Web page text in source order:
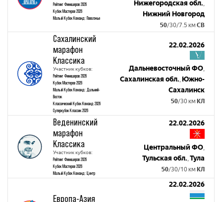
Рейтинг Финишеров 2026
Кубок Мастеров 2026
Малый Кубок Команд: Поволжье
Нижегородская обл.,
Нижний Новгород
50/30/7.5 км СВ
Сахалинский
марафон
Классика
Участник кубков:
Рейтинг Финишеров 2026
Кубок Мастеров 2026
Малый Кубок Команд: Дальний-
Восток
Классический Кубок Команд 2026
Суперкубок Классик 2026
22.02.2026
Дальневосточный ФО,
Сахалинская обл., Южно-
Сахалинск
50/30 км КЛ
Веденинский
марафон
Классика
Участник кубков:
Рейтинг Финишеров 2026
Кубок Мастеров 2026
Малый Кубок Команд: Центр
22.02.2026
Центральный ФО,
Тульская обл.,Тула
50/30/10 км КЛ
Европа-Азия
22.02.2026